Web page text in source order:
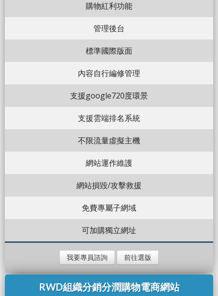
購物紅利功能
管理後台
標準國際版面
內容自行編修管理
支援google720度環景
支援雲端排名系統
不限流量虛擬主機
網站運作維護
網站損毀/攻擊救援
免費專屬子網域
可加購獨立網址
我要專員諮詢 前往選版
RWD組織分銷分潤購物電商網站